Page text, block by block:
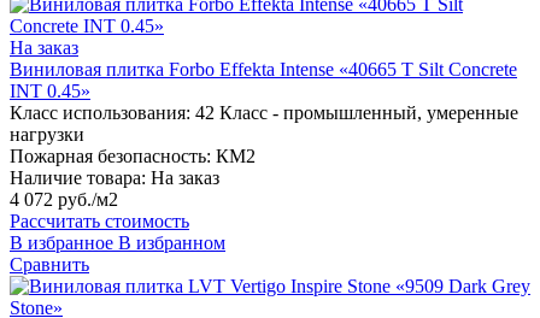
На заказ
Виниловая плитка Forbo Effekta Intense «40665 T Silt Concrete
INT 0.45»
Класс использования: 42 Класс - промышленный, умеренные
нагрузки
Пожарная безопасность: КМ2
Наличие товара: На заказ
4 072 руб./м2
Рассчитать стоимость
В избранное В избранном
Сравнить